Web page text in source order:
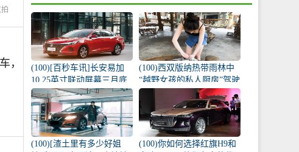
，
(100)[百秒车讯]长安易加
10.25英寸联动屏幕三月底
推出
(100)西双版纳热带雨林中
“越野女孩的私人厨房”驾驶
宝窝BX5
(100)[渣土里有多少好姐
(100)你如何选择红旗H9和